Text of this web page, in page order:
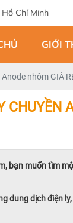
GIỚI
nhôm GIÁ
CHUYỀN
bạn muốn tìm
dung dịch điện